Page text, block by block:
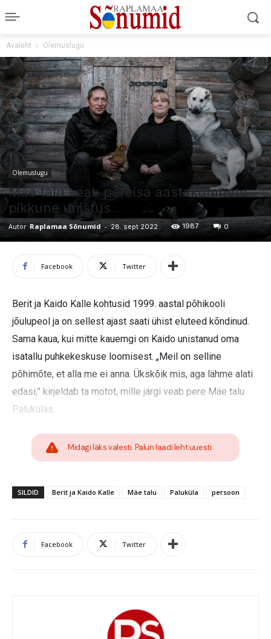
Avaleht Olemuslugu
Olemuslugu
Mäe talu veab pereisa aastakümnete
pikkune unistus
Autor Raplamaa Sõnumid - 28. sept 2022 1987 0
Facebook Twitter
Berit ja Kaido Kalle kohtusid 1999. aastal põhikooli
jõulupeol ja on sellest ajast saati ühist eluteed kõndinud.
Sama kaua, kui mitte kauemgi on Kaido unistanud oma
isatallu puhkekeskuse loomisest. „Meil on selline
põhimõte, et alla me ei anna. Ükskõik mis, aga lähme alati
edasi,” kirjeldab ta motot, mille järgi veab pere Mäe talu
Palukülas.
Midagi läks valesti. Palun laadi leht uuesti.
SILDID Berit ja Kaido Kalle Mäe talu Paluküla persoon
Facebook Twitter